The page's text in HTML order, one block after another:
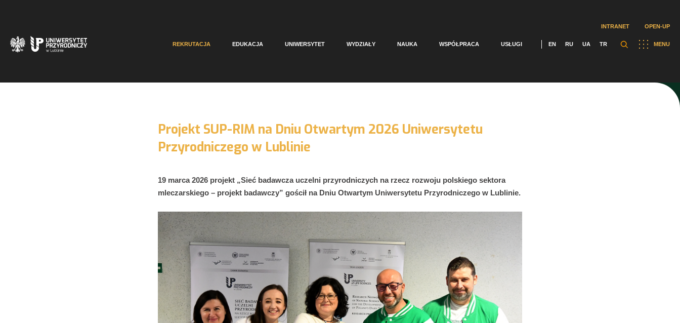
INTRANET OPEN-UP
MENU
REKRUTACJA EDUKACJA UNIWERSYTET WYDZIAŁY NAUKA WSPÓŁPRACA USŁUGI EN RU UA TR
Projekt SUP-RIM na Dniu Otwartym 2026 Uniwersytetu
Przyrodniczego w Lublinie
19 marca 2026 projekt „Sieć badawcza uczelni przyrodniczych na rzecz rozwoju polskiego sektora
mleczarskiego – projekt badawczy” gościł na Dniu Otwartym Uniwersytetu Przyrodniczego w Lublinie.